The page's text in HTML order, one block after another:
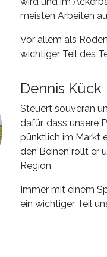
Dennis Kück
Steuert souverän
dafür, dass unsere
pünktlich im Markt
den Beinen rollt er
Region.
Immer mit einem
ein wichtiger Teil
meisten Arbeiten
Vor allem als
wichtiger Teil des